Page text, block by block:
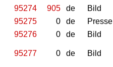
95274
905 de Bild
95275
0 de Presse
95276
0 de Bild
95277 0 de Bild